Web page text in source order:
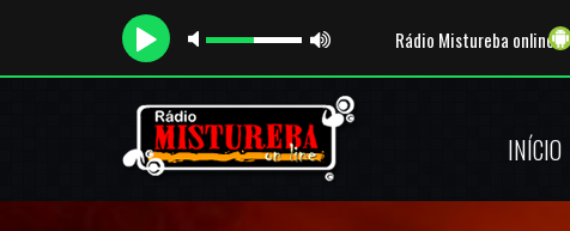
Rádio Mistureba online
INÍCIO